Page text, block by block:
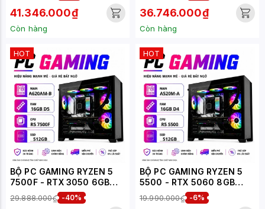
41.346.000₫
Còn hàng
36.746.000₫
Còn hàng
HOT
BỘ PC GAMING RYZEN 5
7500F - RTX 3050 6GB
(XUEPC220-G)
29.888.000₫ -40%
HOT
BỘ PC GAMING RYZEN 5
5500 - RTX 5060 8GB
(XUEPC195-G)
19.990.000₫ -6%